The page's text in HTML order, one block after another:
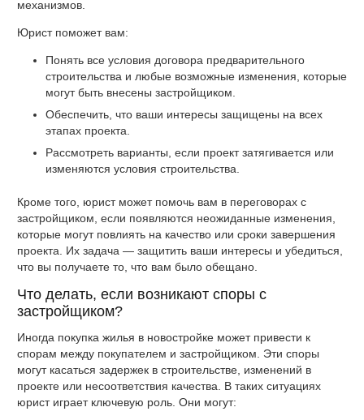
механизмов.
Юрист поможет вам:
Понять все условия договора предварительного
строительства и любые возможные изменения, которые
могут быть внесены застройщиком.
Обеспечить, что ваши интересы защищены на всех
этапах проекта.
Рассмотреть варианты, если проект затягивается или
изменяются условия строительства.
Кроме того, юрист может помочь вам в переговорах с
застройщиком, если появляются неожиданные изменения,
которые могут повлиять на качество или сроки завершения
проекта. Их задача — защитить ваши интересы и убедиться,
что вы получаете то, что вам было обещано.
Что делать, если возникают споры с
застройщиком?
Иногда покупка жилья в новостройке может привести к
спорам между покупателем и застройщиком. Эти споры
могут касаться задержек в строительстве, изменений в
проекте или несоответствия качества. В таких ситуациях
юрист играет ключевую роль. Они могут: